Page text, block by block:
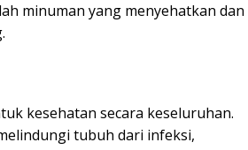
minuman yang menyehatkan dan
kesehatan secara keseluruhan.
tubuh dari infeksi,